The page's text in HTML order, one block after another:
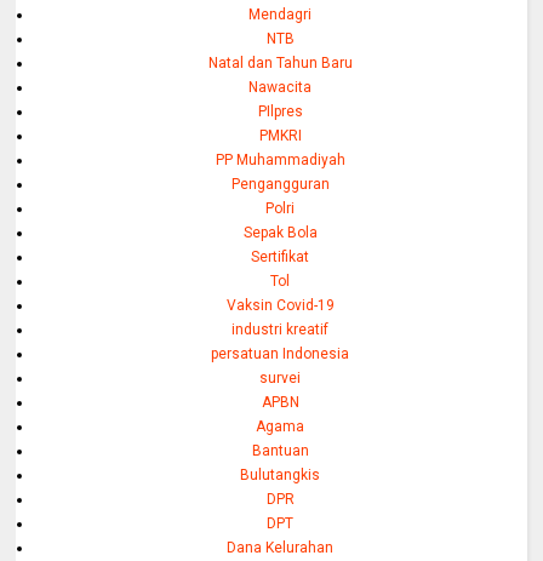
Mendagri
NTB
Natal dan Tahun Baru
Nawacita
PIlpres
PMKRI
PP Muhammadiyah
Pengangguran
Polri
Sepak Bola
Sertifikat
Tol
Vaksin Covid-19
industri kreatif
persatuan Indonesia
survei
APBN
Agama
Bantuan
Bulutangkis
DPR
DPT
Dana Kelurahan